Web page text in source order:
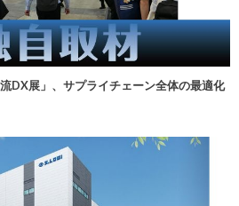
DX展」、サプライチェーン全体の最適化